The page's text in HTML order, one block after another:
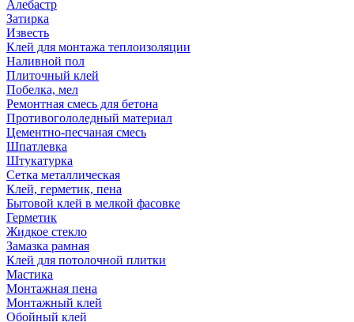
Алебастр
Затирка
Известь
Клей для монтажа теплоизоляции
Наливной пол
Плиточный клей
Побелка, мел
Ремонтная смесь для бетона
Противогололедный материал
Цементно-песчаная смесь
Шпатлевка
Штукатурка
Сетка металлическая
Клей, герметик, пена
Бытовой клей в мелкой фасовке
Герметик
Жидкое стекло
Замазка рамная
Клей для потолочной плитки
Мастика
Монтажная пена
Монтажный клей
Обойный клей